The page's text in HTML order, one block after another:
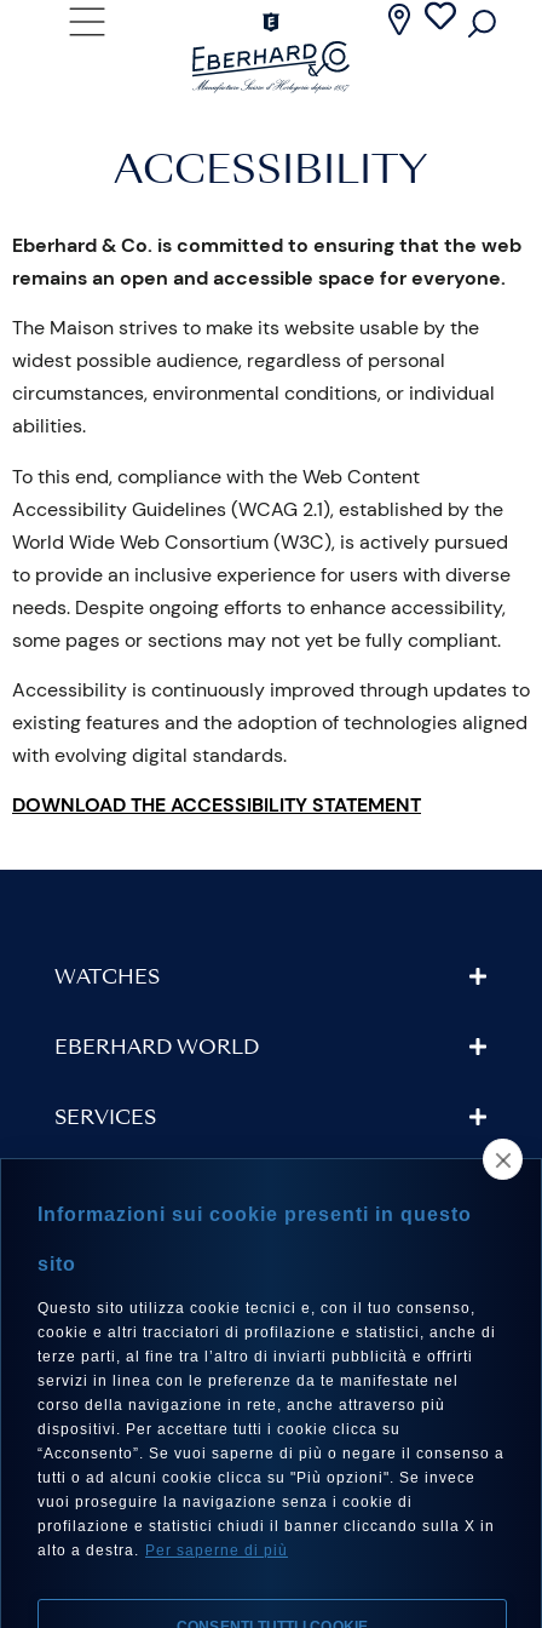
ACCESSIBILITY
Eberhard & Co. is committed to ensuring that the web
remains an open and accessible space for everyone.
The Maison strives to make its website usable by the
widest possible audience, regardless of personal
circumstances, environmental conditions, or individual
abilities.
To this end, compliance with the Web Content
Accessibility Guidelines (WCAG 2.1), established by the
World Wide Web Consortium (W3C), is actively pursued
to provide an inclusive experience for users with diverse
needs. Despite ongoing efforts to enhance accessibility,
some pages or sections may not yet be fully compliant.
Accessibility is continuously improved through updates to
existing features and the adoption of technologies aligned
with evolving digital standards.
DOWNLOAD THE ACCESSIBILITY STATEMENT
WATCHES
EBERHARD WORLD
SERVICES
LANGUAGE
English
FOLLOW US
Informazioni sui cookie presenti in questo
sito
Questo sito utilizza cookie tecnici e, con il tuo consenso,
cookie e altri tracciatori di profilazione e statistici, anche di
terze parti, al fine tra l’altro di inviarti pubblicità e offrirti
servizi in linea con le preferenze da te manifestate nel
corso della navigazione in rete, anche attraverso più
dispositivi. Per accettare tutti i cookie clicca su
“Acconsento”. Se vuoi saperne di più o negare il consenso a
tutti o ad alcuni cookie clicca su "Più opzioni". Se invece
vuoi proseguire la navigazione senza i cookie di
profilazione e statistici chiudi il banner cliccando sulla X in
alto a destra. Per saperne di più